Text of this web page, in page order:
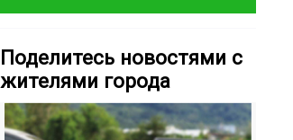
Поделитесь новостями с
жителями города